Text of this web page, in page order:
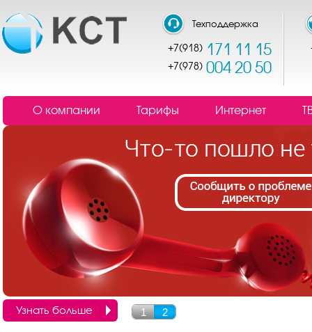
Техподдержка
+7(918)171 11 15
+7(978)004 20 50
О компании Тарифы Интернет
Узнать больше 1 2